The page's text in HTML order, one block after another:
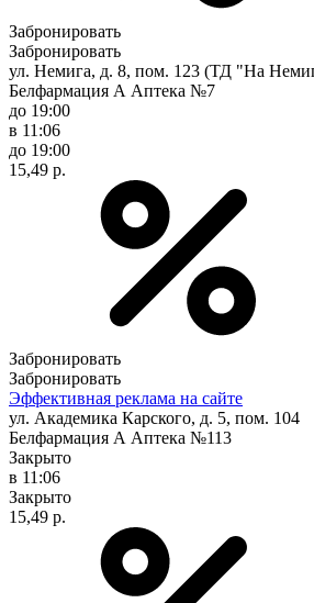
Забронировать
Забронировать
ул. Немига, д. 8, пом. 123 (ТД "На
Белфармация А Аптека №7
до 19:00
в 11:06
до 19:00
15,49 р.
Забронировать
Забронировать
Эффективная реклама на сайте
ул. Академика Карского, д. 5, пом. 104
Белфармация А Аптека №113
Закрыто
в 11:06
Закрыто
15,49 р.